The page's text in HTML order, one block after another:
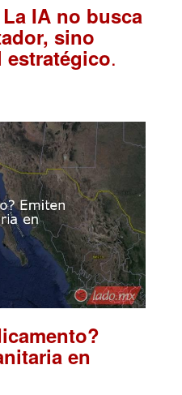
IA no busca
sino
.
en